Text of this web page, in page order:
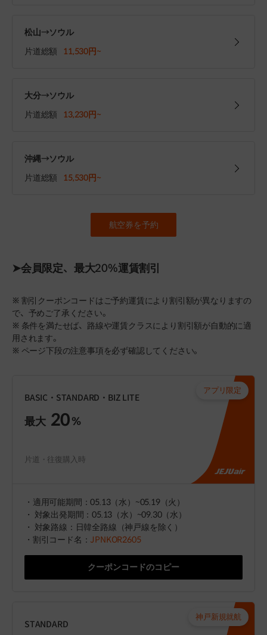
松山→ソウル
片道総額
11,530円~
大分→ソウル
片道総額
13,230円~
沖縄→ソウル
片道総額
15,530円~
航空券を予約
➤会員限定、最大20%運賃割引
※ 割引クーポンコードはご予約運賃により割引額が異なりますの
で、予めご了承ください。
※ 条件を満たせば、路線や運賃クラスにより割引額が自動的に適
用されます。
※ ページ下段の注意事項を必ず確認してください。
BASIC・STANDARD・BIZ LITE
最大 20%
片道・往復購入時
アプリ限定
・適用可能期間：05.13（水）~05.19（火）
・ 対象出発期間：05.13（水）~09.30（水）
・ 対象路線：日韓全路線（神戸線を除く）
・割引コード名： JPNKOR2605
クーポンコードのコピー
STANDARD
神戸新規就航